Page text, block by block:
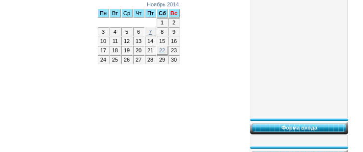
Ноябрь 2014
Пн
Вт Ср Чт Пт Сб
Вс
1
2
3
4 5 6 7 8
9
10
11 12 13 14 15
16
17
18 19 20 21 22
23
24
25 26 27 28 29
30
Форма входа